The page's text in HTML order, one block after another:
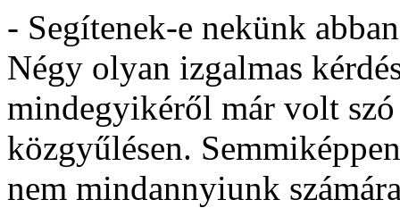
- Segítenek-e nekünk
Négy olyan izgalmas
mindegyikéről már volt
közgyűlésen.
nem mindannyiunk